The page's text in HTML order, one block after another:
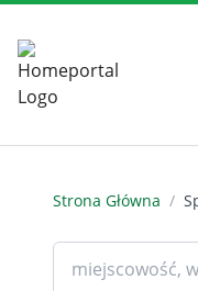
Strona Główna /